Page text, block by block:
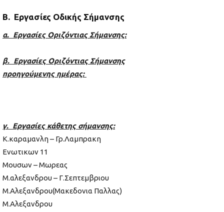
Β. Εργασίες Οδικής Σήμανσης
α. Εργασίες Οριζόντιας Σήμανσης:
β. Εργασίες Οριζόντιας Σήμανσης
προηγούμενης ημέρας:
γ. Εργασίες κάθετης σήμανσης:
Κ.καραμανλη – Γρ.Λαμπρακη
Ενωτικων 11
Μουσων – Μωρεας
Μ.αλεξανδρου – Γ.Σεπτεμβριου
Μ.Αλεξανδρου(Μακεδονια Παλλας)
Μ.Αλεξανδρου